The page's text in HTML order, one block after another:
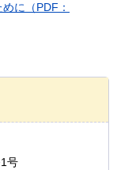
に（PDF：
号